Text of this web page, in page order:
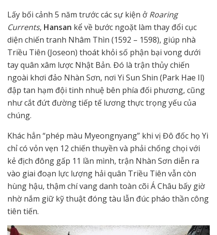
Lấy bối cảnh 5 năm trước các sự kiện ở Roaring
Currents, Hansan kể về bước ngoặt làm thay đổi cục
diện chiến tranh Nhâm Thìn (1592 – 1598), giúp nhà
Triều Tiên (Joseon) thoát khỏi số phận bại vong dưới
tay quân xâm lược Nhật Bản. Đó là trận thủy chiến
ngoài khơi đảo Nhàn Sơn, nơi Yi Sun Shin (Park Hae Il)
đập tan hạm đội tinh nhuệ bên phía đối phương, cũng
như cắt đứt đường tiếp tế lương thực trọng yếu của
chúng.
Khác hẳn “phép màu Myeongnyang” khi vị Đô đốc họ Yi
chỉ có vỏn vẹn 12 chiến thuyền và phải chống chọi với
kẻ địch đông gấp 11 lần mình, trận Nhàn Sơn diễn ra
vào giai đoạn lực lượng hải quân Triều Tiên vẫn còn
hùng hậu, thậm chí vang danh toàn cõi Á Châu bấy giờ
nhờ nắm giữ kỹ thuật đóng tàu lẫn đúc pháo thần công
tiên tiến.